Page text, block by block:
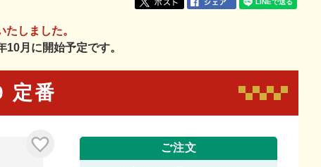
たしました。
10月に開始予定です。
定番
ご注文